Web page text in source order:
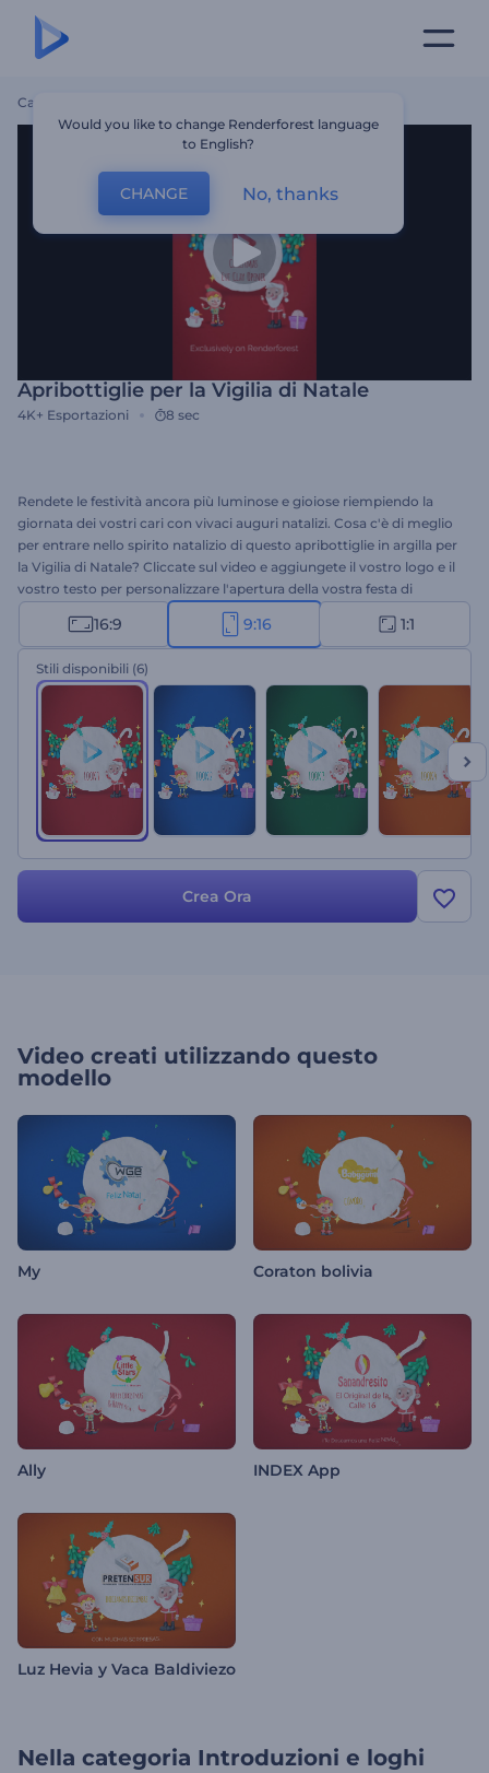
Casa
Apribottiglie per la Vigilia di Natale
4K+ Esportazioni 8 sec
Rendete le festività ancora più luminose e gioiose riempiendo la
giornata dei vostri cari con vivaci auguri natalizi. Cosa c'è di meglio
per entrare nello spirito natalizio di questo apribottiglie in argilla per
la Vigilia di Natale? Cliccate sul video e aggiungete il vostro logo e il
vostro testo per personalizzare l'apertura della vostra festa di
Natale, la promozione di Capodanno, un video di auguri speciale e
molto altro. Provatelo subito!
16:9 9:16 1:1
Stili disponibili (6)
Crea Ora
Video creati utilizzando questo
modello
My Coraton bolivia
Ally INDEX App
Luz Hevia y Vaca Baldiviezo
Nella categoria Introduzioni e loghi
Would you like to change Renderforest language
to English?
CHANGE No, thanks